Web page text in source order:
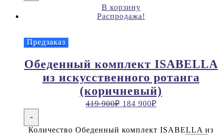
В корзину
Распродажа!
Предзаказ
Обеденный комплект ISABELLA
из искусственного ротанга
(коричневый)
419 900₽ 184 900₽
-
Количество Обеденный комплект ISABELLA из